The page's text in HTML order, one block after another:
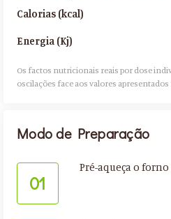
Calorias (kcal)
Energia (Kj)
Os factos nutricionais reais por dose
oscilações face aos valores apresentados
Modo de Preparação
01
Pré-aqueça o forno